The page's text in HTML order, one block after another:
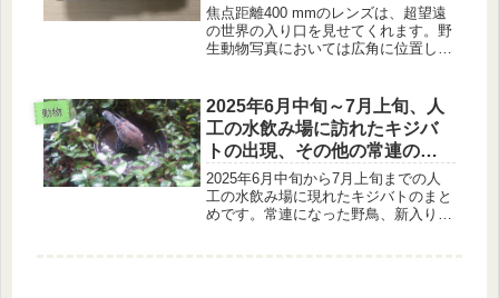
焦点距離400 mmのレンズは、超望遠
の世界の入り口を見せてくれます。野
生動物写真においては広角に位置しま
動物
2025年6月中旬～7月上旬、人
工の水飲み場に訪れたキジバ
トの出現、その他の常連の野
鳥、新たに現れた野鳥につい
て
2025年6月中旬から7月上旬までの人
工の水飲み場に現れたキジバトのまと
めです。常連になった野鳥、新入りの